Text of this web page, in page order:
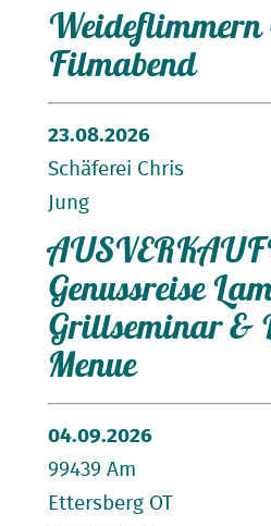
Zeit und Dauer:
Zeit und Dauer:
Weideflimmern
Filmabend
MENSCH das SCHAF“
23.08.2026
Schäferei Chris
Jung
Genussreise
Grillseminar &
Menue
04.09.2026
99439 Am
Ettersberg OT